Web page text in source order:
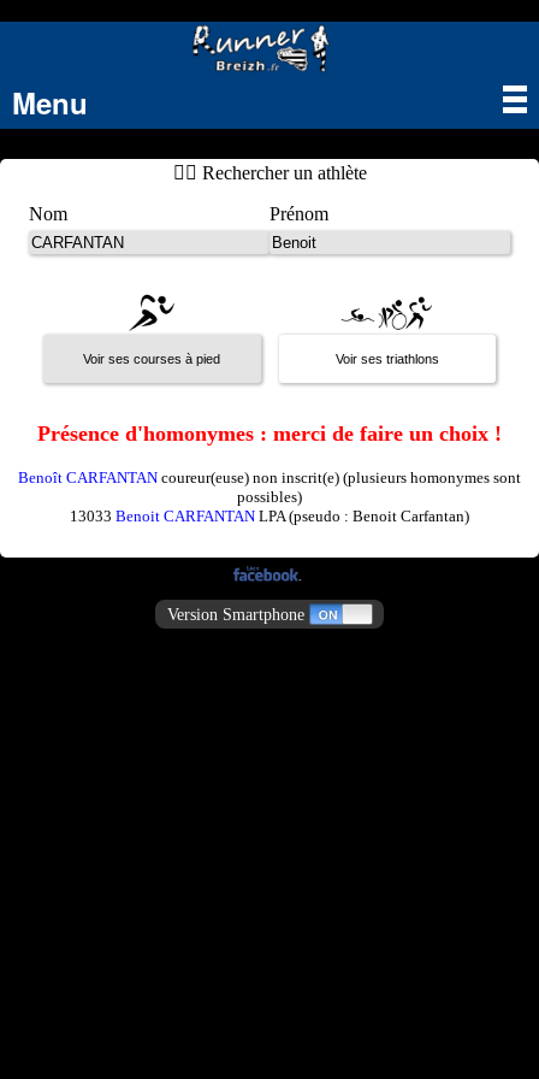
Menu
🏃‍♂️ Rechercher un athlète
Nom
Prénom
Présence d'homonymes : merci de faire un choix !
Benoît CARFANTAN coureur(euse) non inscrit(e) (plusieurs homonymes sont
possibles)
13033 Benoit CARFANTAN LPA (pseudo : Benoit Carfantan)
Version Smartphone